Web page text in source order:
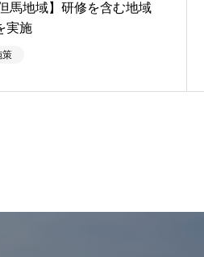
馬地域】研修を含む地域
実施
策